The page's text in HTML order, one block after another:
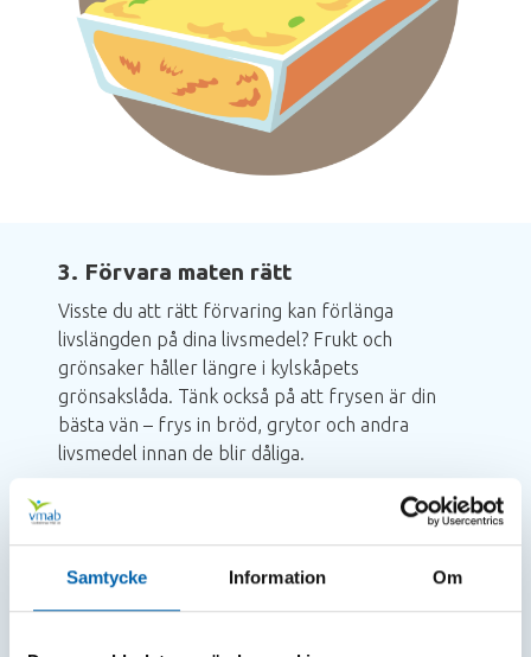
Samtycke Information Om
3. Förvara maten rätt
Visste du att rätt förvaring kan förlänga
livslängden på dina livsmedel? Frukt och
grönsaker håller längre i kylskåpets
grönsakslåda. Tänk också på att frysen är din
bästa vän – frys in bröd, grytor och andra
livsmedel innan de blir dåliga.
Extra tips:
Förvara torra varor som mjöl och
skadedjur och onödigt svinn.